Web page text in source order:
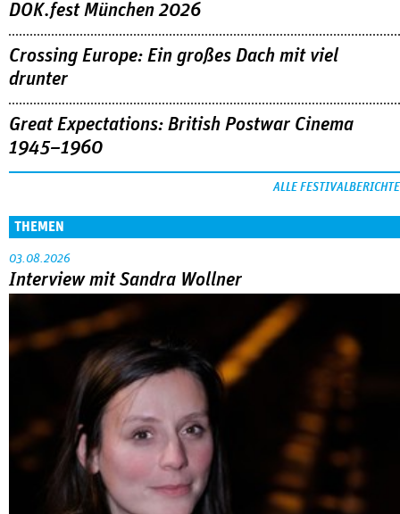
DOK.fest München 2026
Crossing Europe: Ein großes Dach mit viel
drunter
Great Expectations: British Postwar Cinema
1945–1960
ALLE FESTIVALBERICHTE
THEMEN
03.08.2026
Interview mit Sandra Wollner